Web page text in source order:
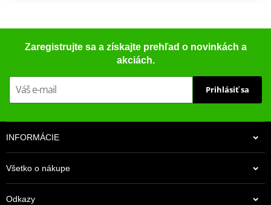
Zaregistrujte sa a získajte prehľad o novinkách a
akciách.
Prihlásiť sa
INFORMÁCIE
Všetko o nákupe
Odkazy